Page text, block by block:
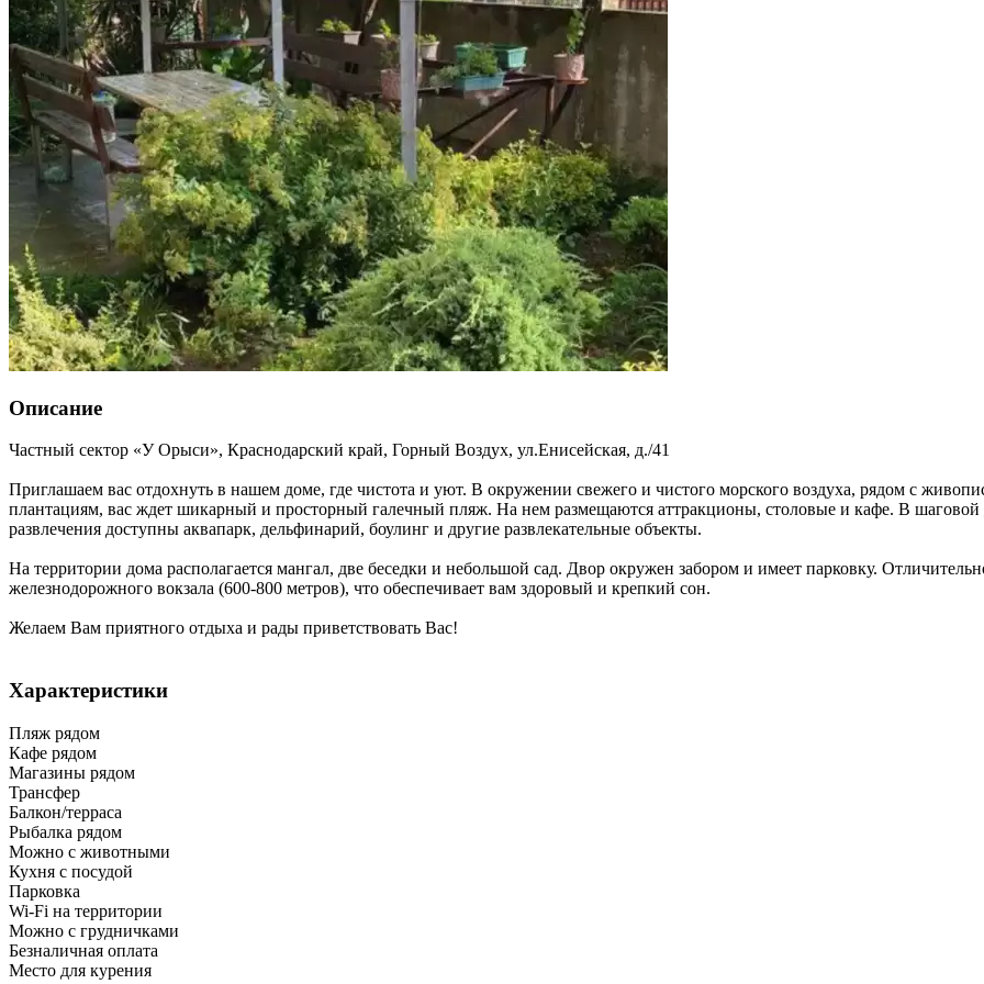
Описание
Частный сектор «У Орыси», Краснодарский край, Горный Воздух, ул.Енисейская, д./41
Приглашаем вас отдохнуть в нашем доме, где чистота и уют. В окружении свежего и чистого морского воздуха, рядом с
плантациям, вас ждет шикарный и просторный галечный пляж. На нем размещаются аттракционы, столовые и кафе. В
развлечения доступны аквапарк, дельфинарий, боулинг и другие развлекательные объекты.
На территории дома располагается мангал, две беседки и небольшой сад. Двор окружен забором и имеет парковку.
железнодорожного вокзала (600-800 метров), что обеспечивает вам здоровый и крепкий сон.
Желаем Вам приятного отдыха и рады приветствовать Вас!
Характеристики
Пляж рядом
Кафе рядом
Магазины рядом
Трансфер
Балкон/терраса
Рыбалка рядом
Можно с животными
Кухня с посудой
Парковка
Wi-Fi на территории
Можно с грудничками
Безналичная оплата
Место для курения